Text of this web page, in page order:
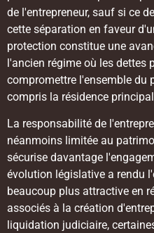
de l'entrepreneur, sauf si ce
cette séparation en faveur
protection constitue une
l'ancien régime où les dettes
compromettre l'ensemble du
compris la résidence
La responsabilité de
néanmoins limitée au
sécurise davantage
évolution législative a rendu
beaucoup plus attractive en
associés à la création
liquidation judiciaire,